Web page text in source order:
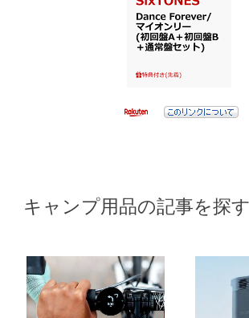
キャンプ用品の記事を探す